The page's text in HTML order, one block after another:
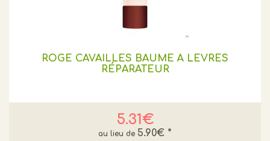
ROGE CAVAILLES BAUME À LÈVRES
RÉPARATEUR
5.31€
5.90€ *